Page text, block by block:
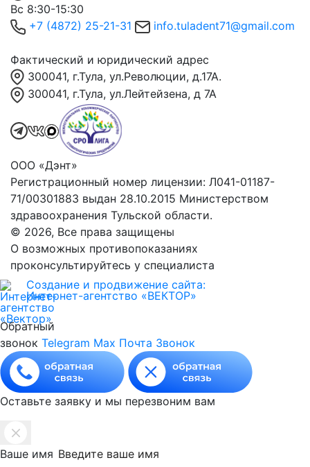
Вс 8:30-15:30
+7 (4872) 25-21-31
info.tuladent71@gmail.com
Фактический и юридический адрес
300041, г.Тула, ул.Революции, д.17А.
300041, г.Тула, ул.Лейтейзена, д 7А
ООО «Дэнт»
Регистрационный номер лицензии: Л041-01187-
71/00301883 выдан 28.10.2015 Министерством
здравоохранения Тульской области.
© 2026, Все права защищены
О возможных противопоказаниях
проконсультируйтесь у специалиста
Создание и продвижение сайта:
Интернет-агентство «ВЕКТОР»
Обратный
звонок Telegram Max Почта Звонок
Оставьте заявку и мы перезвоним вам
Ваше имя